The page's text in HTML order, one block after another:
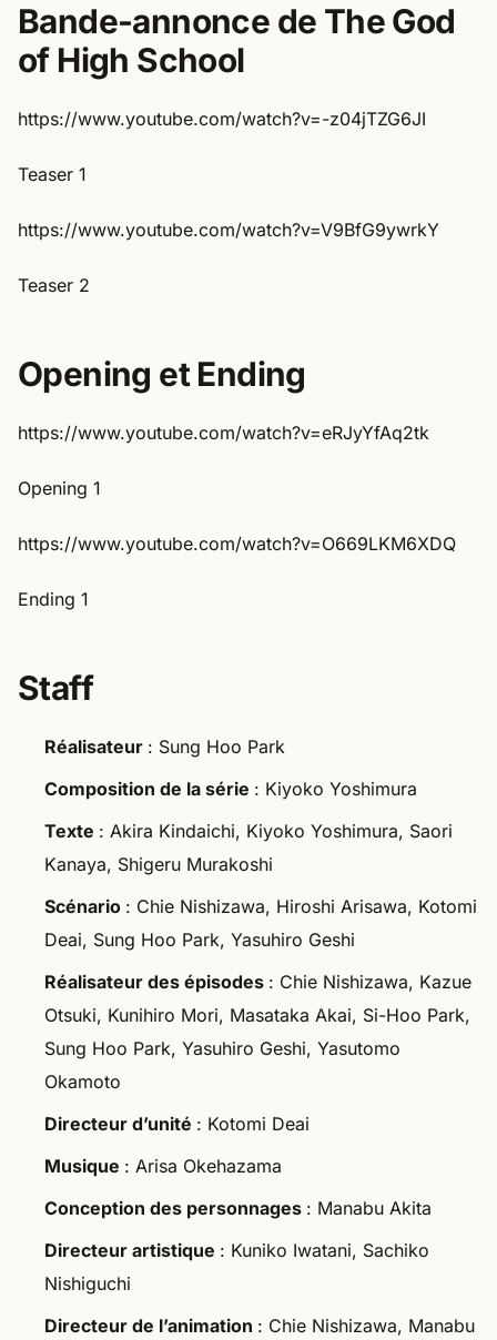
Bande-annonce de The God
of High School
https://www.youtube.com/watch?v=-z04jTZG6JI
Teaser 1
https://www.youtube.com/watch?v=V9BfG9ywrkY
Teaser 2
Opening et Ending
https://www.youtube.com/watch?v=eRJyYfAq2tk
Opening 1
https://www.youtube.com/watch?v=O669LKM6XDQ
Ending 1
Staff
Réalisateur : Sung Hoo Park
Composition de la série : Kiyoko Yoshimura
Texte : Akira Kindaichi, Kiyoko Yoshimura, Saori
Kanaya, Shigeru Murakoshi
Scénario : Chie Nishizawa, Hiroshi Arisawa, Kotomi
Deai, Sung Hoo Park, Yasuhiro Geshi
Réalisateur des épisodes : Chie Nishizawa, Kazue
Otsuki, Kunihiro Mori, Masataka Akai, Si-Hoo Park,
Sung Hoo Park, Yasuhiro Geshi, Yasutomo
Okamoto
Directeur d’unité : Kotomi Deai
Musique : Arisa Okehazama
Conception des personnages : Manabu Akita
Directeur artistique : Kuniko Iwatani, Sachiko
Nishiguchi
Directeur de l’animation : Chie Nishizawa, Manabu